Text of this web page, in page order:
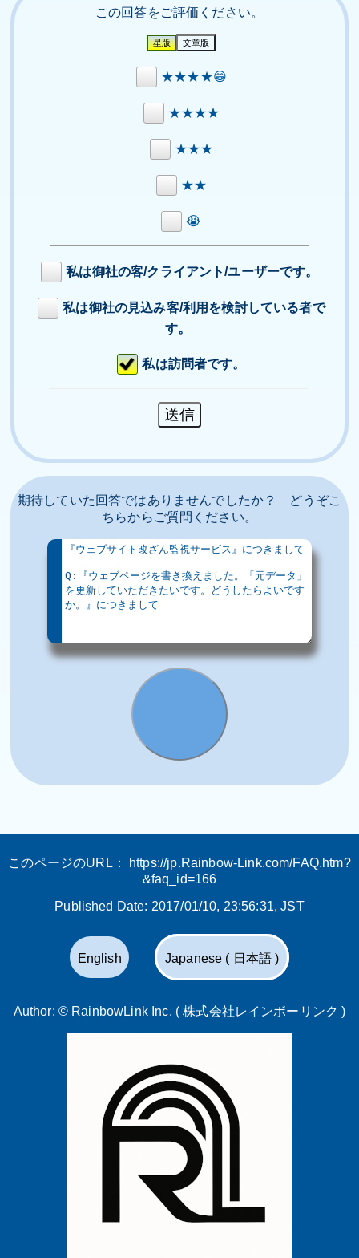
この回答をご評価ください。
★★★★😁
★★★★
★★★
★★
😭
私は御社の客/クライアント/ユーザーです。
私は御社の見込み客/利用を検討している者で
す。
私は訪問者です。
期待していた回答ではありませんでしたか？ どうぞこ
ちらからご質問ください。
このページのURL：
https://jp.Rainbow-Link.com/FAQ.htm?
&faq_id=166
Published Date: 2017/01/10, 23:56:31, JST
English Japanese ( 日本語 )
Author: © RainbowLink Inc. ( 株式会社レインボーリンク )